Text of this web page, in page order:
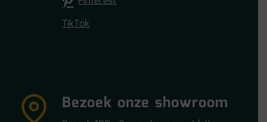
TikTok
Bezoek onze showroom